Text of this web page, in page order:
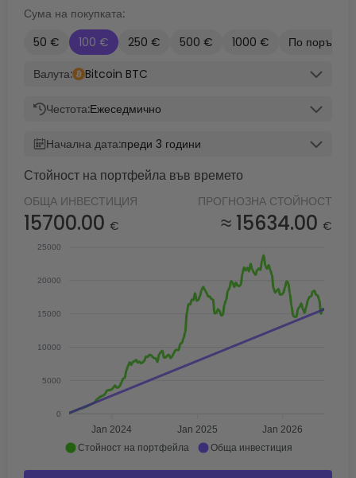
Сума на покупката:
50 €
100 € 250 € 500 € 1000 €
По поръчка
Валута:
Bitcoin BTC
Честота:Ежеседмично
Начална дата:преди 3 години
Стойност на портфейла във времето
ОБЩА ИНВЕСТИЦИЯ
15700.00 €
ПРОГНОЗНА СТОЙНОСТ
≈ 15634.00 €
25000
20000
15000
10000
5000
0
Jan 2024 Jan 2025 Jan 2026
Стойност на портфейла Обща инвестиция